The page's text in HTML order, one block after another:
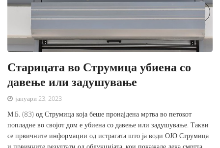
Старицата во Струмица убиена со
давење или задушување
јануари 23, 2023
М.Б. (83) од Струмица која беше пронајдена мртва во петокот
попладне во својот дом е убиена со давење или задушување. Такви
се првичните информации од истрагата што ја води ОЈО Струмица